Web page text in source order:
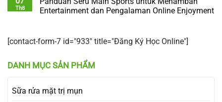
Th8
Entertainment dan Pengalaman Online Enjoyment
[contact-form-7 id="933" title="Đăng Ký Học Online"]
DANH MỤC SẢN PHẨM
Sữa rửa mặt trị mụn